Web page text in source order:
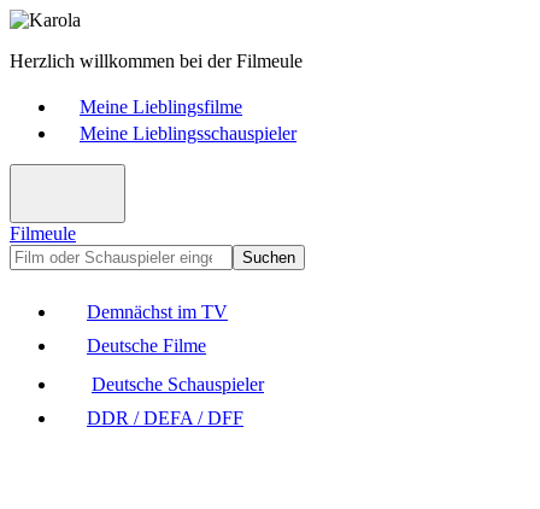
Herzlich willkommen bei der Filmeule
Meine Lieblingsfilme
Meine Lieblingsschauspieler
Filmeule
Suchen
Demnächst im TV
Deutsche Filme
Deutsche Schauspieler
DDR / DEFA / DFF